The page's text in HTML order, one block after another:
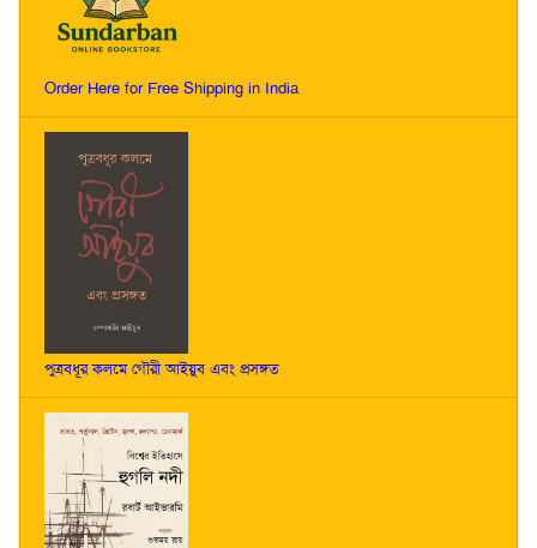
Order Here for Free Shipping in India
পুত্রবধূর কলমে গৌরী আইয়ুব এবং প্রসঙ্গত